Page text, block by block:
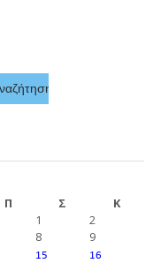
Π Σ
Κ
1
2
8 9
15
16